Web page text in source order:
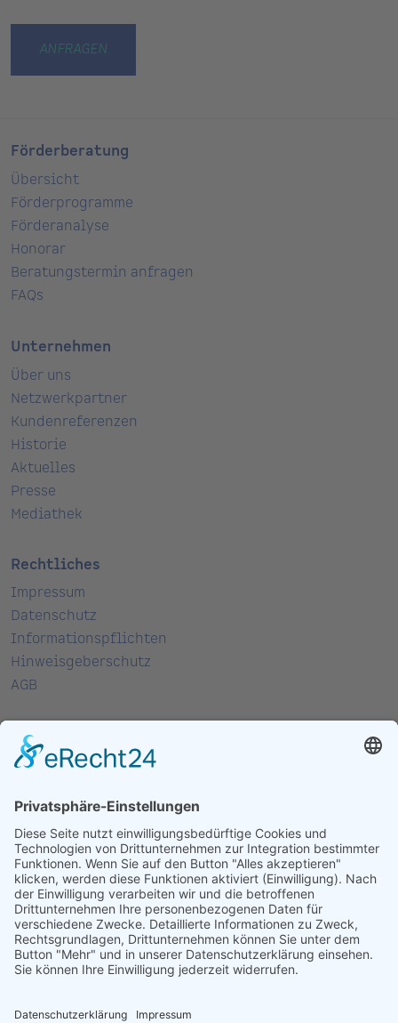
Förderberatung
Übersicht
Förderprogramme
Förderanalyse
Honorar
Beratungstermin anfragen
FAQs
Unternehmen
Über uns
Netzwerkpartner
Kundenreferenzen
Historie
Aktuelles
Presse
Mediathek
Rechtliches
Impressum
Datenschutz
Informationspflichten
Hinweisgeberschutz
AGB
Kontakt
Spitzmüller AG
77723 Gengenbach
T:07803 9695 - 0
F: 07803 7474
M:info@spitzmueller.de